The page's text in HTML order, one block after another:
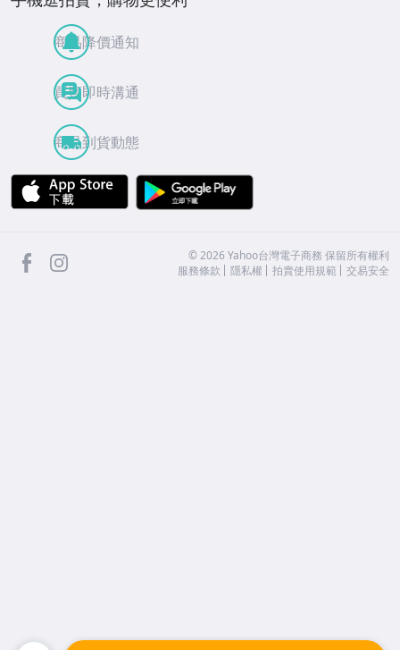
商品降價通知
買賣即時溝通
商品到貨動態
APP Store
facebook ©2026 Yahoo台灣電子商務 保留所有權利
服務條款
隱私權 拍賣使用規範 交易安全